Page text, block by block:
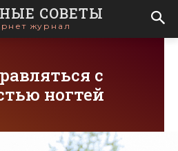
СОВЕТЫ
журнал
с
ногтей